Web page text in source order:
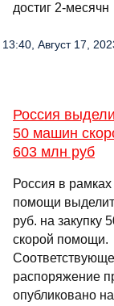
достиг 2-
13:40, Август 17,
Россия
50 машин
603 млн руб
Россия в
помощи
руб. на закупку
скорой помощи.
распоряжение
опубликовано